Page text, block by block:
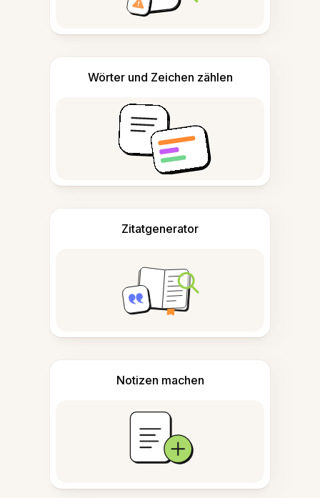
Wörter und Zeichen zählen
Zitatgenerator
Notizen machen